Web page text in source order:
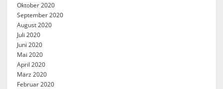
Oktober 2020
September 2020
August 2020
Juli 2020
Juni 2020
Mai 2020
April 2020
März 2020
Februar 2020